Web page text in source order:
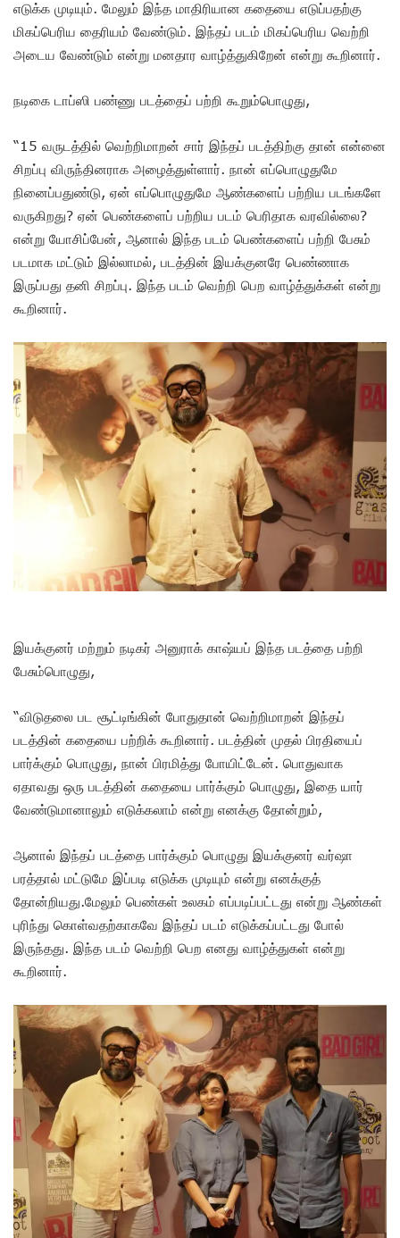
எடுக்க முடியும். மேலும் இந்த மாதிரியான கதையை எடுப்பதற்கு
மிகப்பெரிய தைரியம் வேண்டும். இந்தப் படம் மிகப்பெரிய வெற்றி
அடைய வேண்டும் என்று மனதார வாழ்த்துகிறேன் என்று கூறினார்.
நடிகை டாப்ஸி பண்ணு படத்தைப் பற்றி கூறும்பொழுது,
“15 வருடத்தில் வெற்றிமாறன் சார் இந்தப் படத்திற்கு தான் என்னை
சிறப்பு விருந்தினராக அழைத்துள்ளார். நான் எப்பொழுதுமே
நினைப்பதுண்டு, ஏன் எப்பொழுதுமே ஆண்களைப் பற்றிய படங்களே
வருகிறது? ஏன் பெண்களைப் பற்றிய படம் பெரிதாக வரவில்லை?
என்று யோசிப்பேன், ஆனால் இந்த படம் பெண்களைப் பற்றி பேசும்
படமாக மட்டும் இல்லாமல், படத்தின் இயக்குனரே பெண்ணாக
இருப்பது தனி சிறப்பு. இந்த படம் வெற்றி பெற வாழ்த்துக்கள் என்று
கூறினார்.
இயக்குனர் மற்றும் நடிகர் அனுராக் காஷ்யப் இந்த படத்தை பற்றி
பேசும்பொழுது,
“விடுதலை பட சூட்டிங்கின் போதுதான் வெற்றிமாறன் இந்தப்
படத்தின் கதையை பற்றிக் கூறினார். படத்தின் முதல் பிரதியைப்
பார்க்கும் பொழுது, நான் பிரமித்து போயிட்டேன். பொதுவாக
ஏதாவது ஒரு படத்தின் கதையை பார்க்கும் பொழுது, இதை யார்
வேண்டுமானாலும் எடுக்கலாம் என்று எனக்கு தோன்றும்,
ஆனால் இந்தப் படத்தை பார்க்கும் பொழுது இயக்குனர் வர்ஷா
பரத்தால் மட்டுமே இப்படி எடுக்க முடியும் என்று எனக்குத்
தோன்றியது.மேலும் பெண்கள் உலகம் எப்படிப்பட்டது என்று ஆண்கள்
புரிந்து கொள்வதற்காகவே இந்தப் படம் எடுக்கப்பட்டது போல்
இருந்தது. இந்த படம் வெற்றி பெற எனது வாழ்த்துகள் என்று
கூறினார்.